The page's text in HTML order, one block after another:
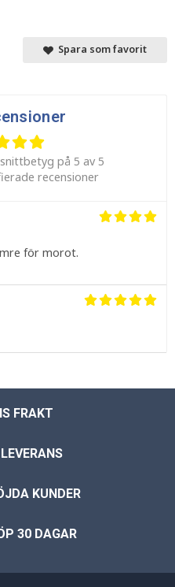
Spara som favorit
på 5 av 5
recensioner
för morot.
FRAKT
KUNDER
30 DAGAR